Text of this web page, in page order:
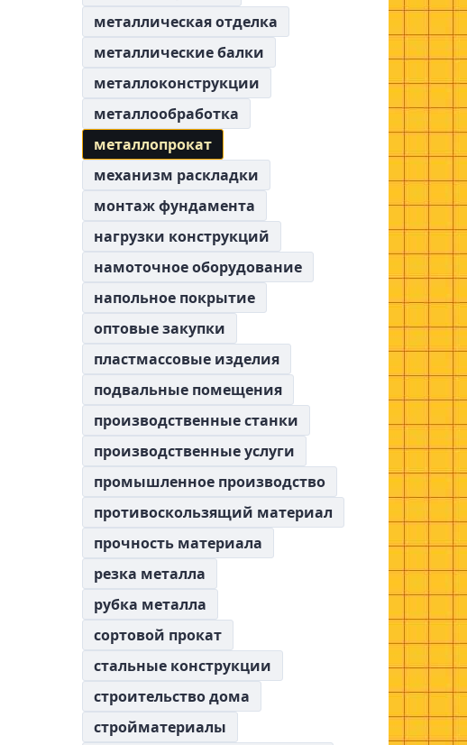
металлическая отделка
металлические балки
металлоконструкции
металлообработка
металлопрокат
механизм раскладки
монтаж фундамента
нагрузки конструкций
намоточное оборудование
напольное покрытие
оптовые закупки
пластмассовые изделия
подвальные помещения
производственные станки
производственные услуги
промышленное производство
противоскользящий материал
прочность материала
резка металла
рубка металла
сортовой прокат
стальные конструкции
строительство дома
стройматериалы